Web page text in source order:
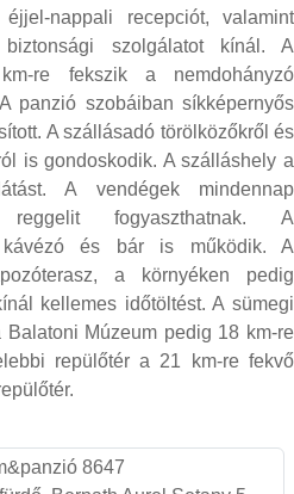
nappali recepciót, valamint
szolgálatot kínál. A
re fekszik a nemdohányzó
panzió szobáiban síkképernyős
A szállásadó törölközőkről és
is gondoskodik. A szálláshely a
A vendégek mindennap
reggelit fogyaszthatnak. A
kávézó és bár is működik. A
a környéken pedig
kellemes időtöltést. A sümegi
Balatoni Múzeum pedig 18 km-re
repülőtér a 21 km-re fekvő